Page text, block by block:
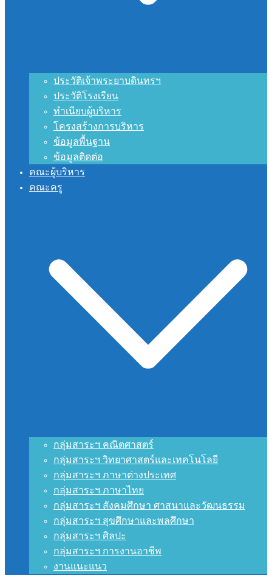
ประวัติเจ้าพระยาบดินทรฯ
ประวัติโรงเรียน
ทำเนียบผู้บริหาร
โครงสร้างการบริหาร
ข้อมูลพื้นฐาน
ข้อมูลติดต่อ
คณะผู้บริหาร
คณะครู
กลุ่มสาระฯ คณิตศาสตร์
กลุ่มสาระฯ วิทยาศาสตร์และเทคโนโลยี
กลุ่มสาระฯ ภาษาต่างประเทศ
กลุ่มสาระฯ ภาษาไทย
กลุ่มสาระฯ สังคมศึกษา ศาสนาและวัฒนธรรม
กลุ่มสาระฯ สุขศึกษาและพลศึกษา
กลุ่มสาระฯ ศิลปะ
กลุ่มสาระฯ การงานอาชีพ
งานแนะแนว